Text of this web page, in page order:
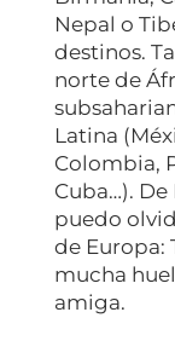
Nepal o
destinos.
norte de
Latina
Colombia,
Cuba…).
puedo
de Europa:
mucha
amiga.